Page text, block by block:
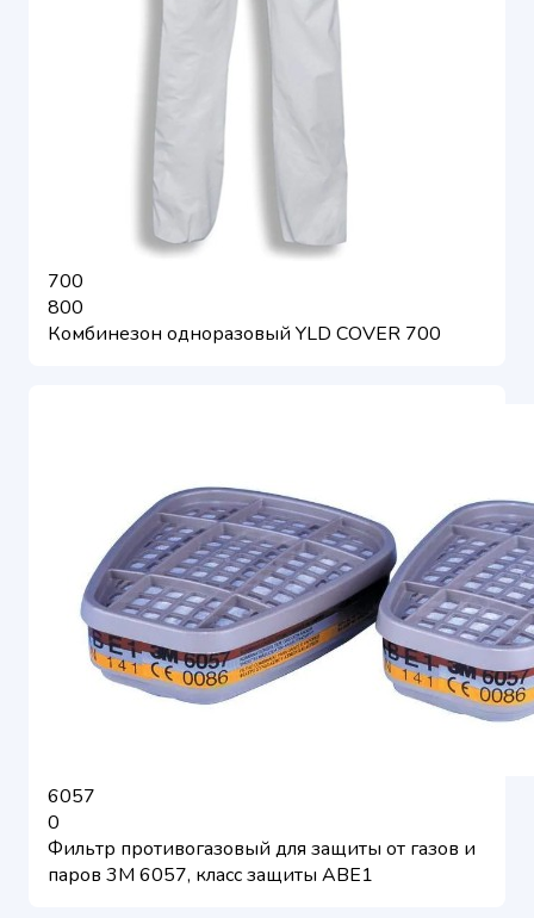
700
800
Комбинезон одноразовый YLD COVER 700
6057
0
Фильтр противогазовый для защиты от газов и
паров 3M 6057, класс защиты ABE1